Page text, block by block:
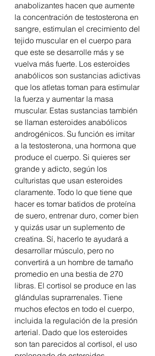
anabolizantes hacen que aumente
la concentración de testosterona en
sangre, estimulan el crecimiento del
tejido muscular en el cuerpo para
que este se desarrolle más y se
vuelva más fuerte. Los esteroides
anabólicos son sustancias adictivas
que los atletas toman para estimular
la fuerza y aumentar la masa
muscular. Estas sustancias también
se llaman esteroides anabólicos
androgénicos. Su función es imitar
a la testosterona, una hormona que
produce el cuerpo. Si quieres ser
grande y adicto, según los
culturistas que usan esteroides
claramente. Todo lo que tiene que
hacer es tomar batidos de proteína
de suero, entrenar duro, comer bien
y quizás usar un suplemento de
creatina. Sí, hacerlo te ayudará a
desarrollar músculo, pero no
convertirá a un hombre de tamaño
promedio en una bestia de 270
libras. El cortisol se produce en las
glándulas suprarrenales. Tiene
muchos efectos en todo el cuerpo,
incluida la regulación de la presión
arterial. Dado que los esteroides
son tan parecidos al cortisol, el uso